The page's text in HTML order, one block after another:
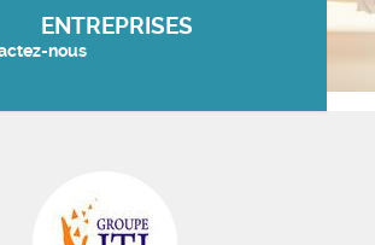
ENTREPRISES
nous